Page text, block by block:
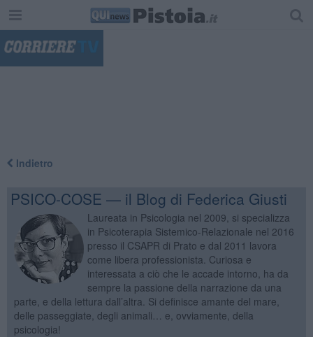
Indietro
PSICO-COSE — il Blog di Federica Giusti
Laureata in Psicologia nel 2009, si specializza
in Psicoterapia Sistemico-Relazionale nel 2016
presso il CSAPR di Prato e dal 2011 lavora
come libera professionista. Curiosa e
interessata a ciò che le accade intorno, ha da
sempre la passione della narrazione da una
parte, e della lettura dall’altra. Si definisce amante del mare,
delle passeggiate, degli animali… e, ovviamente, della
psicologia!